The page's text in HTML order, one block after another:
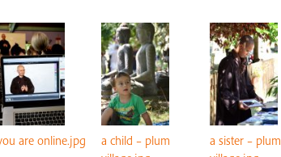
are online.jpg
a child – plum
a sister – plum